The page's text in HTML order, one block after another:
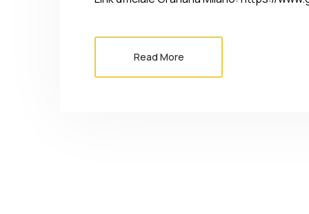
Read More